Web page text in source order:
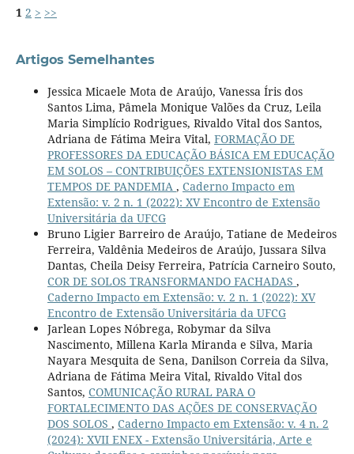
1 2 > >>
Artigos Semelhantes
Jessica Micaele Mota de Araújo, Vanessa Íris dos
Santos Lima, Pâmela Monique Valões da Cruz, Leila
Maria Simplício Rodrigues, Rivaldo Vital dos Santos,
Adriana de Fátima Meira Vital, FORMAÇÃO DE
PROFESSORES DA EDUCAÇÃO BÁSICA EM EDUCAÇÃO
EM SOLOS – CONTRIBUIÇÕES EXTENSIONISTAS EM
TEMPOS DE PANDEMIA , Caderno Impacto em
Extensão: v. 2 n. 1 (2022): XV Encontro de Extensão
Universitária da UFCG
Bruno Ligier Barreiro de Araújo, Tatiane de Medeiros
Ferreira, Valdênia Medeiros de Araújo, Jussara Silva
Dantas, Cheila Deisy Ferreira, Patrícia Carneiro Souto,
COR DE SOLOS TRANSFORMANDO FACHADAS ,
Caderno Impacto em Extensão: v. 2 n. 1 (2022): XV
Encontro de Extensão Universitária da UFCG
Jarlean Lopes Nóbrega, Robymar da Silva
Nascimento, Millena Karla Miranda e Silva, Maria
Nayara Mesquita de Sena, Danilson Correia da Silva,
Adriana de Fátima Meira Vital, Rivaldo Vital dos
Santos, COMUNICAÇÃO RURAL PARA O
FORTALECIMENTO DAS AÇÕES DE CONSERVAÇÃO
DOS SOLOS , Caderno Impacto em Extensão: v. 4 n. 2
(2024): XVII ENEX - Extensão Universitária, Arte e